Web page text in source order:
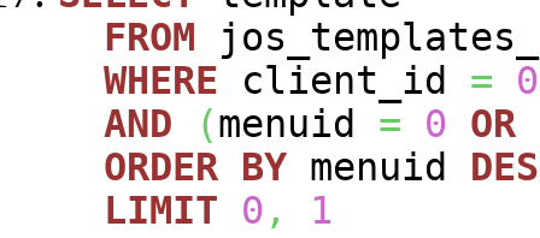
FROM
WHERE client_id =
0
AND
(menuid = 0 OR
ORDER BY menuid
LIMIT
0 ,
1